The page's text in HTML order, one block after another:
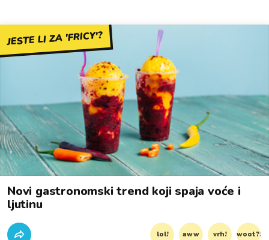
JESTE LI ZA 'FRICY'?
Novi gastronomski trend koji spaja voće i
ljutinu
lol! aww vrh! woot?!